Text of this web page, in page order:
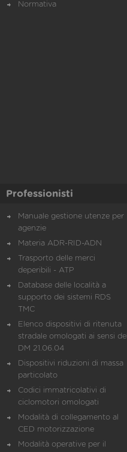
Normativa
Professionisti
Manuale gestione utenze per
agenzie
Materia ADR-RID-ADN
Trasporto delle merci
deperibili - ATP
Database delle località a
supporto dei sistemi RDS
TMC
Elenco dispositivi di ritenuta
stradale omologati ai sensi del
DM 21.06.04
Dispositivi riduzioni di massa
particolato
Codici immatricolativi di
ciclomotori omologati
Modalità di collegamento al
CED motorizzazione
Modalità operative per il